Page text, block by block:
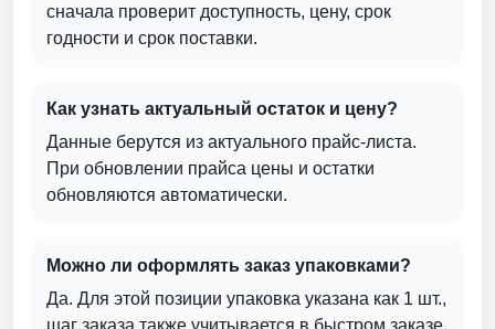
сначала проверит доступность, цену, срок
годности и срок поставки.
Как узнать актуальный остаток и цену?
Данные берутся из актуального прайс-листа.
При обновлении прайса цены и остатки
обновляются автоматически.
Можно ли оформлять заказ упаковками?
Да. Для этой позиции упаковка указана как 1 шт.,
шаг заказа также учитывается в быстром заказе.